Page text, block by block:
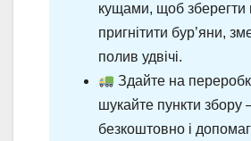
кущами, щоб зберегти
пригнітити бур’яни,
полив удвічі.
Здайте на
шукайте пункти збору
безкоштовно і